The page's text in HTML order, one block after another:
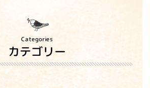
Categories
カテゴリー